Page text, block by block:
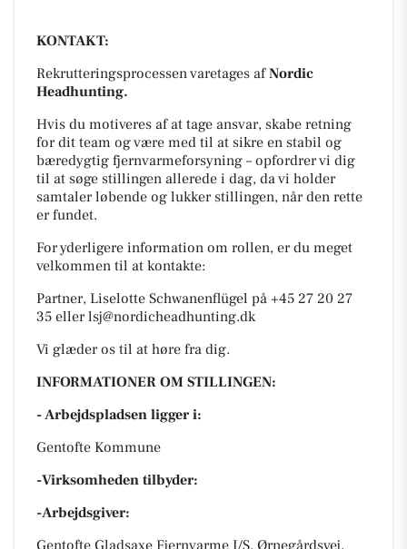
KONTAKT:
Rekrutteringsprocessen varetages afNordic
Headhunting.
Hvis du motiveres af at tage ansvar, skabe retning
for dit team og være med til at sikre en stabil og
bæredygtig fjernvarmeforsyning – opfordrer vi dig
til at søge stillingen allerede i dag, da vi holder
samtaler løbende og lukker stillingen, når den rette
er fundet.
For yderligere information om rollen, er du meget
velkommen til at kontakte:
Partner, Liselotte Schwanenflügel på +45 27 20 27
35 ellerlsj@nordicheadhunting.dk
Vi glæder os til at høre fra dig.
INFORMATIONER OM STILLINGEN:
- Arbejdspladsen ligger i:
Gentofte Kommune
-Virksomheden tilbyder:
-Arbejdsgiver:
Gentofte Gladsaxe Fjernvarme I/S, Ørnegårdsvej,